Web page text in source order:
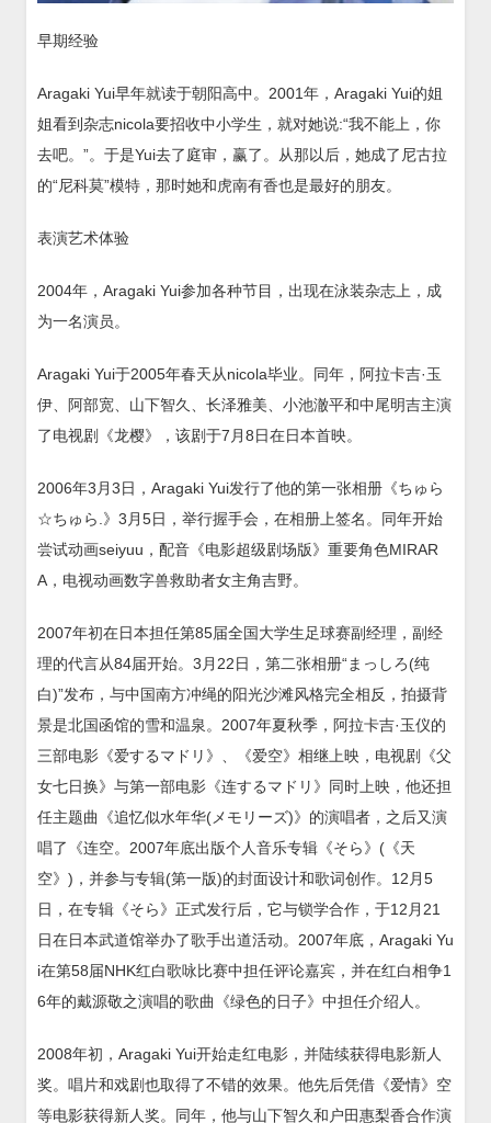
早期经验
Aragaki Yui早年就读于朝阳高中。2001年，Aragaki Yui的姐
姐看到杂志nicola要招收中小学生，就对她说:“我不能上，你
去吧。”。于是Yui去了庭审，赢了。从那以后，她成了尼古拉
的“尼科莫”模特，那时她和虎南有香也是最好的朋友。
表演艺术体验
2004年，Aragaki Yui参加各种节目，出现在泳装杂志上，成
为一名演员。
Aragaki Yui于2005年春天从nicola毕业。同年，阿拉卡吉·玉
伊、阿部宽、山下智久、长泽雅美、小池澈平和中尾明吉主演
了电视剧《龙樱》，该剧于7月8日在日本首映。
2006年3月3日，Aragaki Yui发行了他的第一张相册《ちゅら
☆ちゅら.》3月5日，举行握手会，在相册上签名。同年开始
尝试动画seiyuu，配音《电影超级剧场版》重要角色MIRAR
A，电视动画数字兽救助者女主角吉野。
2007年初在日本担任第85届全国大学生足球赛副经理，副经
理的代言从84届开始。3月22日，第二张相册“まっしろ(纯
白)”发布，与中国南方冲绳的阳光沙滩风格完全相反，拍摄背
景是北国函馆的雪和温泉。2007年夏秋季，阿拉卡吉·玉仪的
三部电影《爱するマドリ》、《爱空》相继上映，电视剧《父
女七日换》与第一部电影《连するマドリ》同时上映，他还担
任主题曲《追忆似水年华(メモリーズ)》的演唱者，之后又演
唱了《连空。2007年底出版个人音乐专辑《そら》(《天
空》)，并参与专辑(第一版)的封面设计和歌词创作。12月5
日，在专辑《そら》正式发行后，它与锁学合作，于12月21
日在日本武道馆举办了歌手出道活动。2007年底，Aragaki Yu
i在第58届NHK红白歌咏比赛中担任评论嘉宾，并在红白相争1
6年的戴源敬之演唱的歌曲《绿色的日子》中担任介绍人。
2008年初，Aragaki Yui开始走红电影，并陆续获得电影新人
奖。唱片和戏剧也取得了不错的效果。他先后凭借《爱情》空
等电影获得新人奖。同年，他与山下智久和户田惠梨香合作演